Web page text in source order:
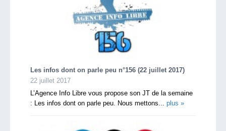
Les infos dont on parle peu n°156 (22 juillet 2017)
22 juillet 2017
L’Agence Info Libre vous propose son JT de la semaine
: Les infos dont on parle peu. Nous mettons... plus »